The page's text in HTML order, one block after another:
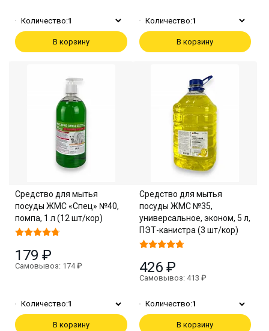
Количество:1
В корзину
Количество:1
В корзину
Средство для мытья
посуды ЖМС «Спец» №40,
помпа, 1 л (12 шт/кор)
179 ₽
Самовывоз: 174 ₽
Количество:1
В корзину
Средство для мытья
посуды ЖМС №35,
универсальное, эконом, 5 л,
ПЭТ-канистра (3 шт/кор)
426 ₽
Самовывоз: 413 ₽
Количество:1
В корзину